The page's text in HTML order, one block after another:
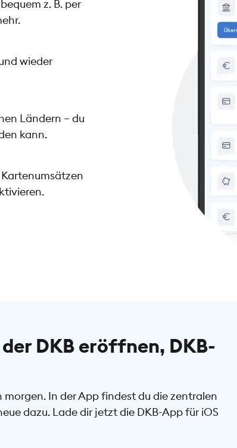
z. B. per
wieder
Ländern – du
kann.
DKB eröffnen, DKB-
In der App findest du die zentralen
dazu. Lade dir jetzt die DKB-App für iOS